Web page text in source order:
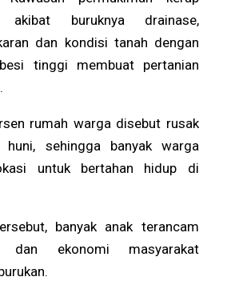
buruknya drainase,
dan kondisi tanah dengan
tinggi membuat pertanian
rumah warga disebut rusak
sehingga banyak warga
untuk bertahan hidup di
banyak anak terancam
dan ekonomi masyarakat